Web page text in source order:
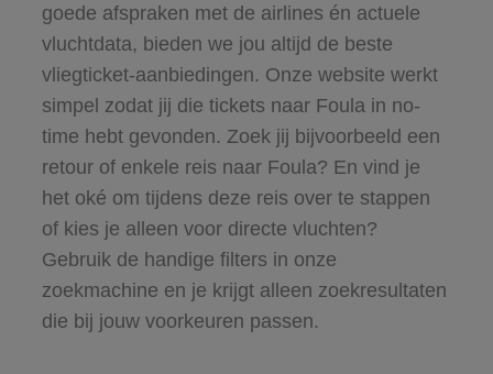
goede afspraken met de airlines én actuele
vluchtdata, bieden we jou altijd de beste
vliegticket-aanbiedingen. Onze website werkt
simpel zodat jij die tickets naar Foula in no-
time hebt gevonden. Zoek jij bijvoorbeeld een
retour of enkele reis naar Foula? En vind je
het oké om tijdens deze reis over te stappen
of kies je alleen voor directe vluchten?
Gebruik de handige filters in onze
zoekmachine en je krijgt alleen zoekresultaten
die bij jouw voorkeuren passen.